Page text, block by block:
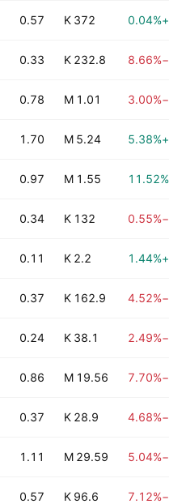
+0.04%
372 K
0.57
−8.66%
232.8 K
0.33
−3.00%
1.01 M
0.78
+5.38%
5.24 M
1.70
1.55 M
0.97
−0.55%
132 K
0.34
+1.44%
2.2 K
0.11
−4.52%
162.9 K
0.37
−2.49%
38.1 K
0.24
−7.70%
19.56 M
0.86
−4.68%
28.9 K
0.37
−5.04%
29.59 M
1.11
−7.12%
96.6 K
0.57